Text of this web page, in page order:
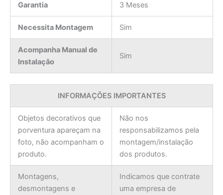
Garantia 3 Meses
Necessita Montagem Sim
Acompanha Manual de
Instalação
Sim
INFORMAÇÕES IMPORTANTES
Objetos decorativos que
porventura apareçam na
foto, não acompanham o
produto.
Não nos
responsabilizamos pela
montagem/instalação
dos produtos.
Montagens,
desmontagens e
Indicamos que contrate
uma empresa de